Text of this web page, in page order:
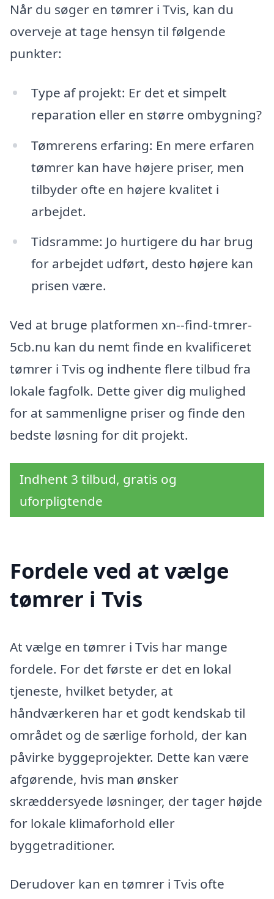
Når du søger en tømrer i Tvis, kan du
overveje at tage hensyn til følgende
punkter:
Type af projekt: Er det et simpelt
reparation eller en større ombygning?
Tømrerens erfaring: En mere erfaren
tømrer kan have højere priser, men
tilbyder ofte en højere kvalitet i
arbejdet.
Tidsramme: Jo hurtigere du har brug
for arbejdet udført, desto højere kan
prisen være.
Ved at bruge platformen xn--find-tmrer-
5cb.nu kan du nemt finde en kvalificeret
tømrer i Tvis og indhente flere tilbud fra
lokale fagfolk. Dette giver dig mulighed
for at sammenligne priser og finde den
bedste løsning for dit projekt.
Indhent 3 tilbud, gratis og
uforpligtende
Fordele ved at vælge
tømrer i Tvis
At vælge en tømrer i Tvis har mange
fordele. For det første er det en lokal
tjeneste, hvilket betyder, at
håndværkeren har et godt kendskab til
området og de særlige forhold, der kan
påvirke byggeprojekter. Dette kan være
afgørende, hvis man ønsker
skræddersyede løsninger, der tager højde
for lokale klimaforhold eller
byggetraditioner.
Derudover kan en tømrer i Tvis ofte